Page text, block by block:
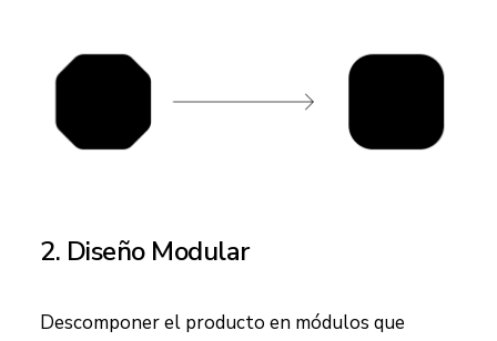
2. Diseño Modular
Descomponer el producto en módulos que